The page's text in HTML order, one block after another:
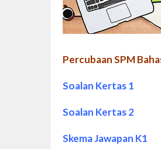
Percubaan SPM
Soalan Kertas 1
Soalan Kertas 2
Skema Jawapan K1